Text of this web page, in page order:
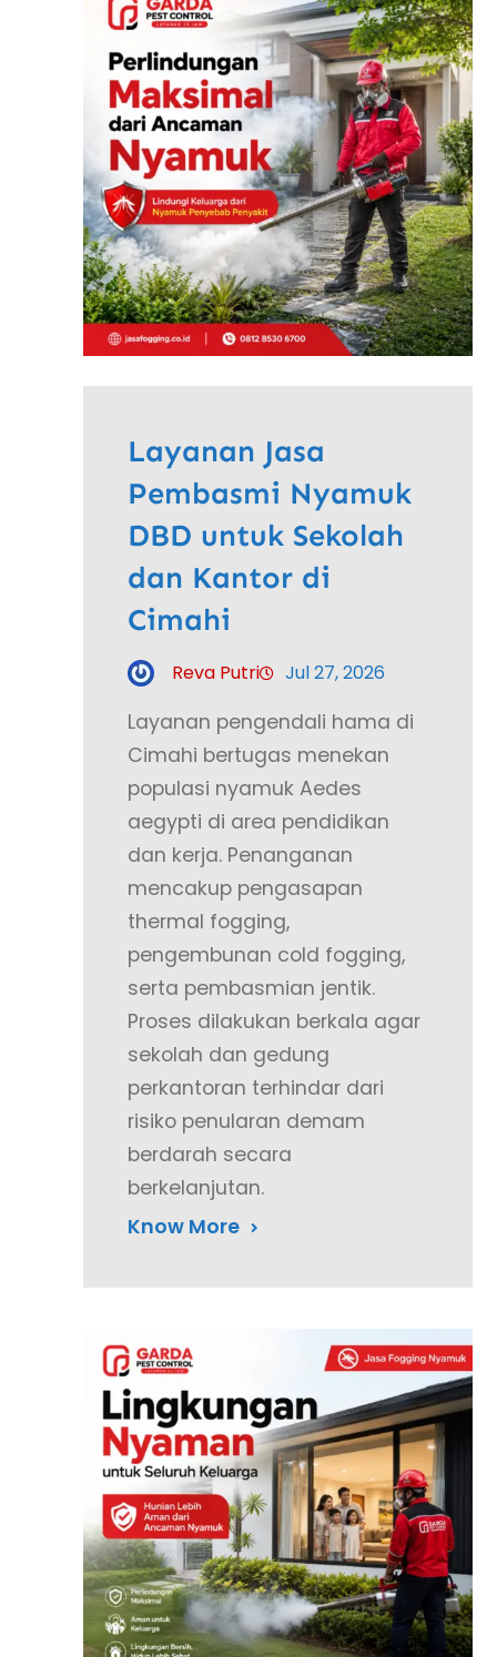
Layanan Jasa
Pembasmi Nyamuk
DBD untuk Sekolah
dan Kantor di
Cimahi
Reva Putri Jul 27, 2026
Layanan pengendali hama di
Cimahi bertugas menekan
populasi nyamuk Aedes
aegypti di area pendidikan
dan kerja. Penanganan
mencakup pengasapan
thermal fogging,
pengembunan cold fogging,
serta pembasmian jentik.
Proses dilakukan berkala agar
sekolah dan gedung
perkantoran terhindar dari
risiko penularan demam
berdarah secara
berkelanjutan.
Know More